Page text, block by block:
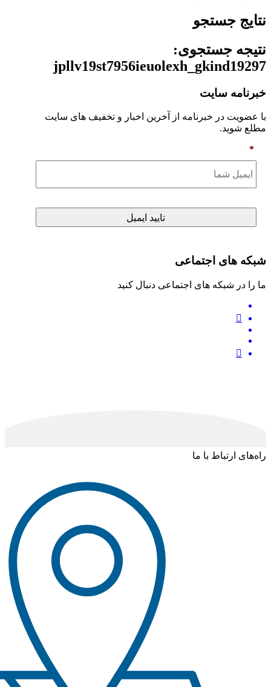
نتایج جستجو
نتیجه جستجوی:
jpllv19st7956ieuolexh_gkind19297
خبرنامه سایت
با عضویت در خبرنامه از آخرین اخبار و تخفیف های سایت
مطلع شوید.
*
شبکه های اجتماعی
ما را در شبکه های اجتماعی دنبال کنید
راه‌های ارتباط با ما